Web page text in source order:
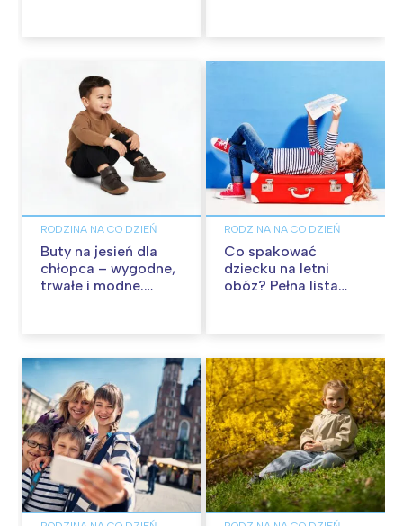
RODZINA NA CO DZIEŃ
Buty na jesień dla
chłopca – wygodne,
trwałe i modne.
RODZINA NA CO DZIEŃ
Co spakować
dziecku na letni
obóz? Pełna lista